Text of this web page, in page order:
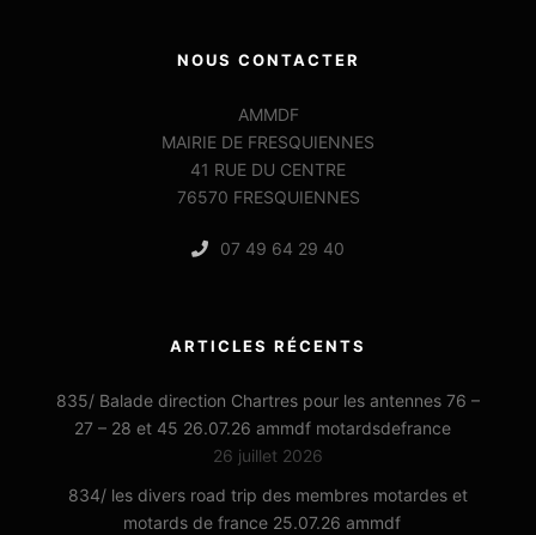
NOUS CONTACTER
AMMDF
MAIRIE DE FRESQUIENNES
41 RUE DU CENTRE
76570 FRESQUIENNES
07 49 64 29 40
ARTICLES RÉCENTS
835/ Balade direction Chartres pour les antennes 76 –
27 – 28 et 45 26.07.26 ammdf motardsdefrance
26 juillet 2026
834/ les divers road trip des membres motardes et
motards de france 25.07.26 ammdf